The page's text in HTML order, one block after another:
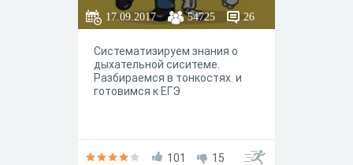
17.09.2017 54725 26
Систематизируем знания о
дыхательной сиситеме.
Разбираемся в тонкостях. и
готовимся к ЕГЭ
101 15